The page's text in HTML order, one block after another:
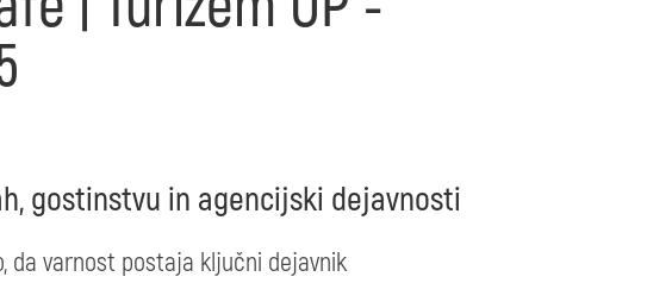
gostinstvu in agencijski dejavnosti
da varnost postaja ključni dejavnik